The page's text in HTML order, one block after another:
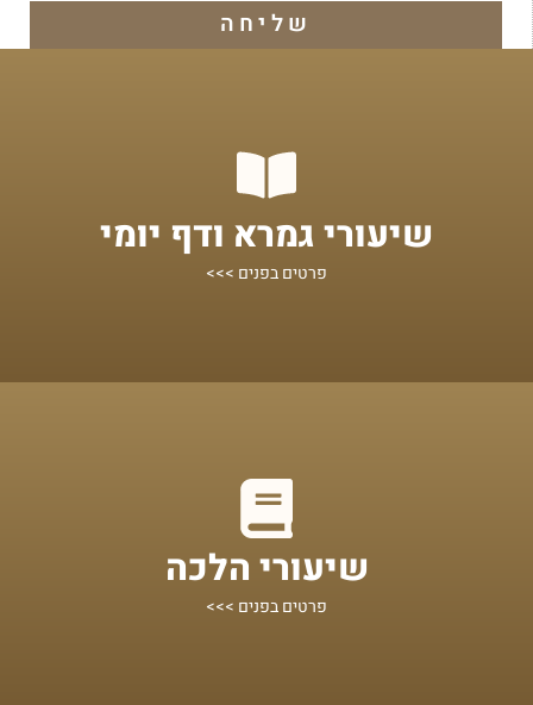
שליחה
שיעורי גמרא ודף יומי
פרטים בפנים >>>
שיעורים על הדף היומי ומסכתות נוספות
מתחילים מכאן!
שיעורי הלכה
פרטים בפנים >>>
הלכות אקטואליות לפי נושאים, מוגשות בצורה בהירה ותמציתית
מתחילים מכאן!